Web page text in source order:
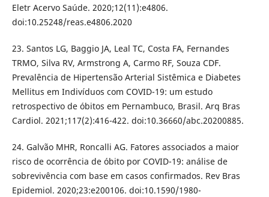
Eletr Acervo Saúde. 2020;12(11):e4806.
doi:10.25248/reas.e4806.2020
23. Santos LG, Baggio JA, Leal TC, Costa FA, Fernandes
TRMO, Silva RV, Armstrong A, Carmo RF, Souza CDF.
Prevalência de Hipertensão Arterial Sistêmica e Diabetes
Mellitus em Indivíduos com COVID-19: um estudo
retrospectivo de óbitos em Pernambuco, Brasil. Arq Bras
Cardiol. 2021;117(2):416-422. doi:10.36660/abc.20200885.
24. Galvão MHR, Roncalli AG. Fatores associados a maior
risco de ocorrência de óbito por COVID-19: análise de
sobrevivência com base em casos confirmados. Rev Bras
Epidemiol. 2020;23:e200106. doi:10.1590/1980-